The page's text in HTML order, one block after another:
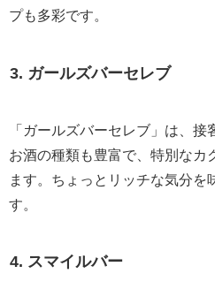
プも多彩です。
3. ガールズバーセレブ
「ガールズバーセレブ」は、接
お酒の種類も豊富で、特別なカ
ます。ちょっとリッチな気分を
す。
4. スマイルバー